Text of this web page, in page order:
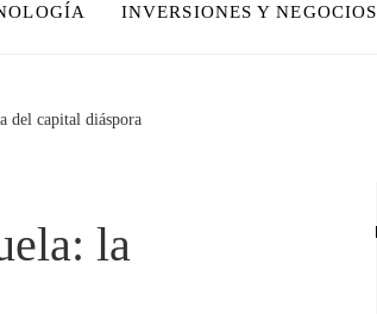
INVERSIONES Y NEGOCIOS
del capital diáspora
la